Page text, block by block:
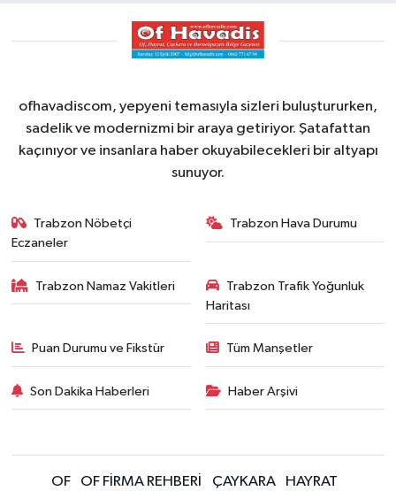
ofhavadiscom, yepyeni temasıyla sizleri buluştururken,
sadelik ve modernizmi bir araya getiriyor. Şatafattan
kaçınıyor ve insanlara haber okuyabilecekleri bir altyapı
sunuyor.
Trabzon Nöbetçi
Eczaneler
Trabzon Hava Durumu
Trabzon Namaz Vakitleri
Trabzon Trafik Yoğunluk
Haritası
Puan Durumu ve Fikstür Tüm Manşetler
Son Dakika Haberleri Haber Arşivi
OF OF FİRMA REHBERİ ÇAYKARA HAYRAT